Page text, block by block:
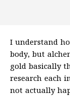
I understand
body, but
gold basically
research each
not actually